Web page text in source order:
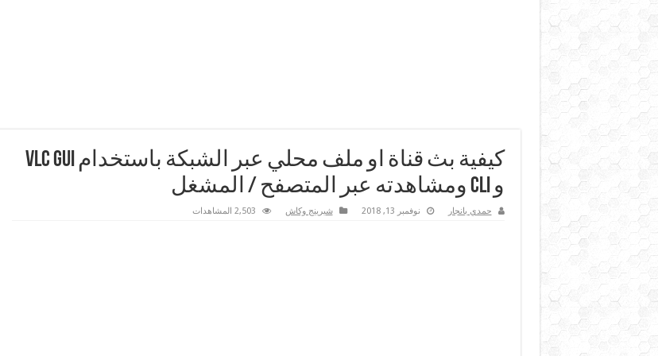
كيفية بث قناة او ملف محلي عبر الشبكة باستخدام VLC GUI
و CLI ومشاهدته عبر المتصفح / المشغل
حمدي بانجار نوفمبر 13, 2018 شيرينج وكاش 2,503 المشاهدات